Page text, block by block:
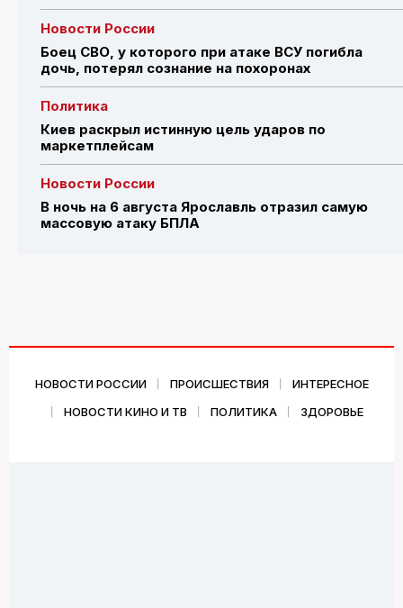
Новости России
Боец СВО, у которого при атаке ВСУ погибла
дочь, потерял сознание на похоронах
Политика
Киев раскрыл истинную цель ударов по
маркетплейсам
Новости России
В ночь на 6 августа Ярославль отразил самую
массовую атаку БПЛА
НОВОСТИ РОССИИ ПРОИСШЕСТВИЯ
ИНТЕРЕСНОЕ
НОВОСТИ КИНО И ТВ
ПОЛИТИКА ЗДОРОВЬЕ